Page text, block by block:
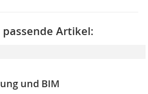
Artikel:
und BIM